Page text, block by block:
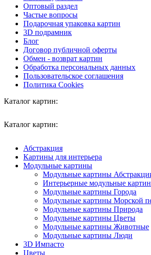
Оптовый раздел
Частые вопросы
Подарочная упаковка картин
3D подрамник
Блог
Договор публичной оферты
Обмен - возврат картин
Обработка персональных данных
Пользовательское соглашения
Политика Cookies
Каталог картин:
Каталог картин:
Абстракция
Картины для интерьера
Модульные картины
Модульные картины
Интерьерные модульные
Модульные картины Города
Модульные картины Морской
Модульные картины Природа
Модульные картины Цветы
Модульные картины Животные
Модульные картины Люди
3D Импасто
Цветы